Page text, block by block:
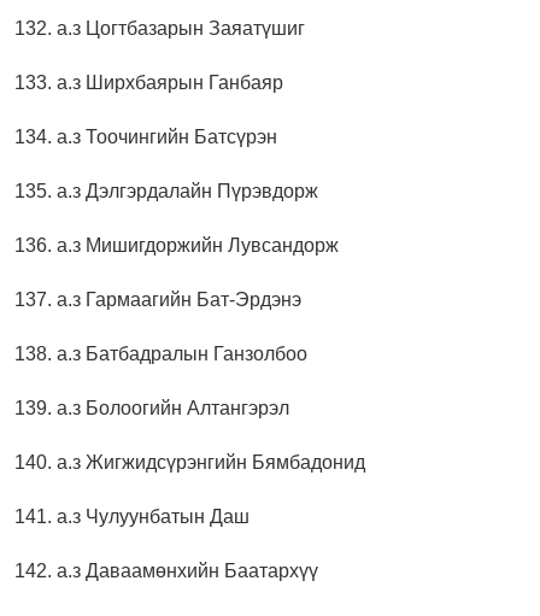
132. а.з Цогтбазарын Заяатүшиг
133. а.з Ширхбаярын Ганбаяр
134. а.з Тоочингийн Батсүрэн
135. а.з Дэлгэрдалайн Пүрэвдорж
136. а.з Мишигдоржийн Лувсандорж
137. а.з Гармаагийн Бат-Эрдэнэ
138. а.з Батбадралын Ганзолбоо
139. а.з Болоогийн Алтангэрэл
140. а.з Жигжидсүрэнгийн Бямбадонид
141. а.з Чулуунбатын Даш
142. а.з Даваамөнхийн Баатархүү